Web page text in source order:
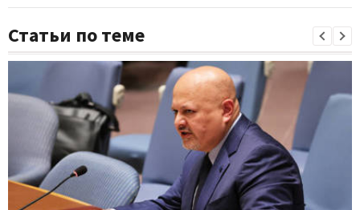
Статьи по теме